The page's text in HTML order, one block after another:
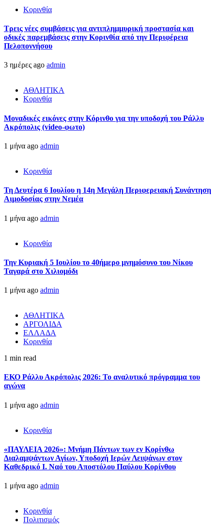
Κορινθία
Τρεις νέες συμβάσεις για αντιπλημμυρική προστασία και
οδικές παρεμβάσεις στην Κορινθία από την Περιφέρεια
Πελοποννήσου
3 ημέρες ago admin
ΑΘΛΗΤΙΚΑ
Κορινθία
Μοναδικές εικόνες στην Κόρινθο για την υποδοχή του Ράλλυ
Ακρόπολις (video-φωτο)
1 μήνα ago admin
Κορινθία
Τη Δευτέρα 6 Ιουλίου η 14η Μεγάλη Περιφερειακή Συνάντηση
Αιμοδοσίας στην Νεμέα
1 μήνα ago admin
Κορινθία
Την Κυριακή 5 Ιουλίου το 40ήμερο μνημόσυνο του Νίκου
Ταγαρά στο Χιλιομόδι
1 μήνα ago admin
ΑΘΛΗΤΙΚΑ
ΑΡΓΟΛΙΔΑ
ΕΛΛΑΔΑ
Κορινθία
1 min read
ΕΚΟ Ράλλυ Ακρόπολις 2026: Το αναλυτικό πρόγραμμα του
αγώνα
1 μήνα ago admin
Κορινθία
«ΠΑΥΛΕΙΑ 2026»: Μνήμη Πάντων των εν Κορίνθω
Διαλαμψάντων Αγίων, Υποδοχή Ιερών Λειψάνων στον
Καθεδρικό Ι. Ναό του Αποστόλου Παύλου Κορίνθου
1 μήνα ago admin
Κορινθία
Πολιτισμός